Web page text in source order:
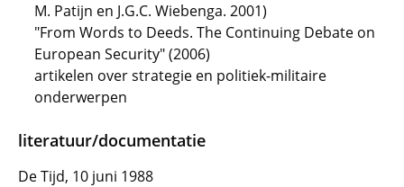
M. Patijn en J.G.C. Wiebenga. 2001)
"From Words to Deeds. The Continuing Debate on
European Security" (2006)
artikelen over strategie en politiek-militaire
onderwerpen
literatuur/documentatie
De Tijd, 10 juni 1988